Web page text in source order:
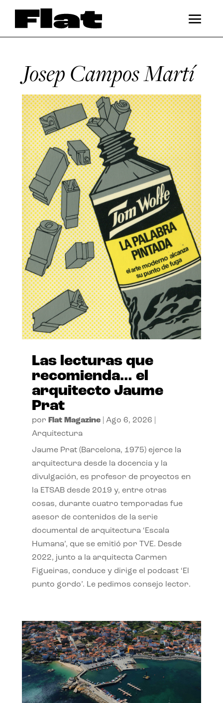
Josep Campos Martí
Las lecturas que
recomienda… el
arquitecto Jaume
Prat
por Flat Magazine| Ago 6, 2026
Arquitectura
Jaume Prat (Barcelona, 1975) ejerce la
arquitectura desde la docencia y la
divulgación, es profesor de proyectos en
la ETSAB desde 2019 y, entre otras
cosas, durante cuatro temporadas fue
asesor de contenidos de la serie
documental de arquitectura ‘Escala
Humana’, que se emitió por TVE. Desde
2022, junto a la arquitecta Carmen
Figueiras, conduce y dirige el podcast ‘El
punto gordo’. Le pedimos consejo lector.